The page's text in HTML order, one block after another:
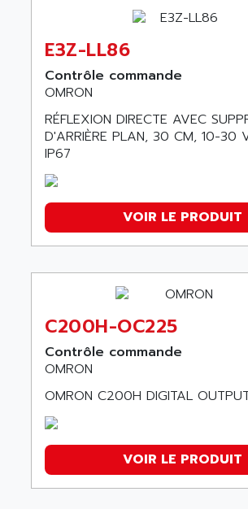
E3Z-LL86
Contrôle commande
OMRON
RÉFLEXION DIRECTE AVEC
D'ARRIÈRE PLAN, 30 CM, 10-30
IP67
VOIR LE PRODUIT
C200H-OC225
Contrôle commande
OMRON
OMRON C200H DIGITAL
VOIR LE PRODUIT